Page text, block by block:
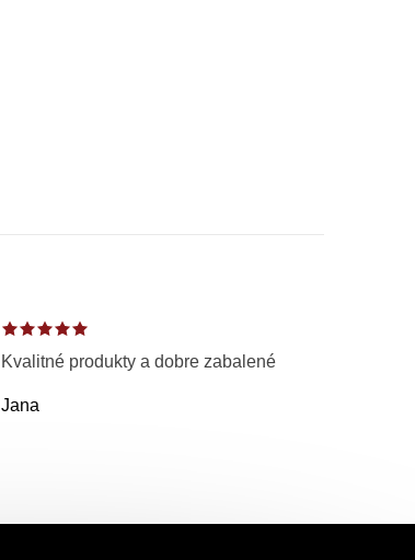
Kvalitné produkty a dobre zabalené
Jana